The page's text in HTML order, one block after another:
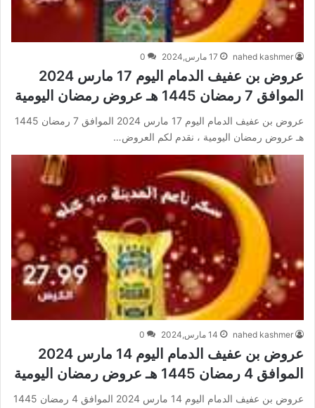
nahed kashmer 17 مارس,2024 0
عروض بن عفيف الدمام اليوم 17 مارس 2024
الموافق 7 رمضان 1445 هـ عروض رمضان اليومية
عروض بن عفيف الدمام اليوم 17 مارس 2024 الموافق 7 رمضان 1445
هـ عروض رمضان اليومية ، نقدم لكم العروض…
nahed kashmer 14 مارس,2024 0
عروض بن عفيف الدمام اليوم 14 مارس 2024
الموافق 4 رمضان 1445 هـ عروض رمضان اليومية
عروض بن عفيف الدمام اليوم 14 مارس 2024 الموافق 4 رمضان 1445